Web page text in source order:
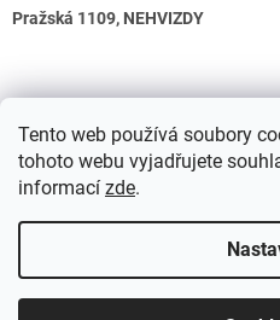
Tento web používá soubory
tohoto webu vyjadřujete
informací zde.
Pražská 1109, NEHVIZDY